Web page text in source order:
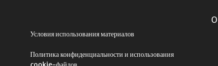
Условия использования материалов
Политика конфиденциальности и использования